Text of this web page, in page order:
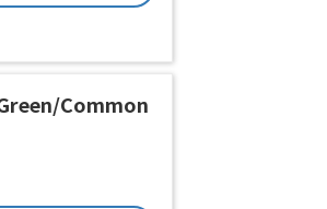
Common